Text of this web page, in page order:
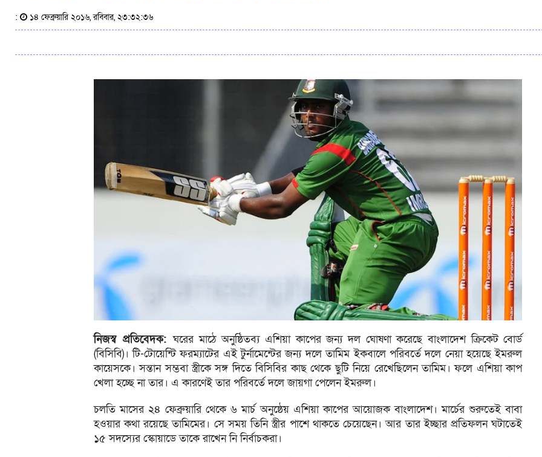
: ১৪ ফেব্রুয়ারি ২০১৬, রবিবার, ২৩:৩২:৩৬
নিজস্ব প্রতিবেদক:ঘরের মাঠে অনুষ্ঠিতব্য এশিয়া কাপের জন্য দল ঘোষণা করেছে বাংলাদেশ ক্রিকেট বোর্ড
(বিসিবি)। টি-টোয়েন্টি ফরম্যাটের এই টুর্নামেন্টের জন্য দলে তামিম ইকবালে পরিবর্তে দলে নেয়া হয়েছে ইমরুল
কায়েসকে। সন্তান সম্ভবা স্ত্রীকে সঙ্গ দিতে বিসিবির কাছ থেকে ছুটি নিয়ে রেখেছিলেন তামিম। ফলে এশিয়া কাপ
খেলা হচ্ছে না তার। এ কারণেই তার পরিবর্তে দলে জায়গা পেলেন ইমরুল।
চলতি মাসের ২৪ ফেব্রুয়ারি থেকে ৬ মার্চ অনুষ্ঠেয় এশিয়া কাপের আয়োজক বাংলাদেশ। মার্চের শুরুতেই বাবা
হওয়ার কথা রয়েছে তামিমের। সে সময় তিনি স্ত্রীর পাশে থাকতে চেয়েছেন। আর তার ইচ্ছার প্রতিফলন ঘটাতেই
১৫ সদস্যের স্কোয়াডে তাকে রাখেন নি নির্বাচকরা।